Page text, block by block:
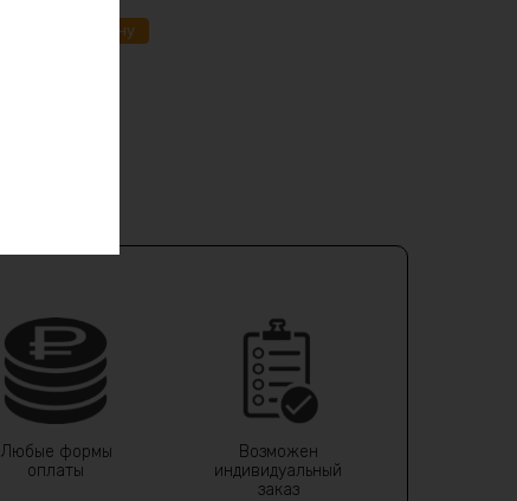
В корзину
Любые формы
оплаты
Возможен
индивидуальный
заказ